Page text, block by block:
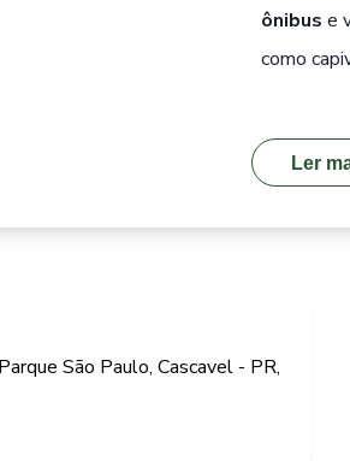
ônibus e
como
Ler
São Paulo, Cascavel - PR,